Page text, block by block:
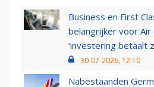
Business en First
belangrijker voor Air
‘investering betaalt
30-07-2026, 12:10
Nabestaanden